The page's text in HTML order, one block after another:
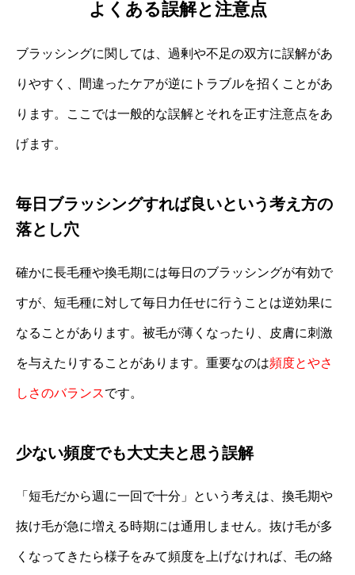
よくある誤解と注意点
ブラッシングに関しては、過剰や不足の双方に誤解があ
りやすく、間違ったケアが逆にトラブルを招くことがあ
ります。ここでは一般的な誤解とそれを正す注意点をあ
げます。
毎日ブラッシングすれば良いという考え方の
落とし穴
確かに長毛種や換毛期には毎日のブラッシングが有効で
すが、短毛種に対して毎日力任せに行うことは逆効果に
なることがあります。被毛が薄くなったり、皮膚に刺激
を与えたりすることがあります。重要なのは頻度とやさ
しさのバランスです。
少ない頻度でも大丈夫と思う誤解
「短毛だから週に一回で十分」という考えは、換毛期や
抜け毛が急に増える時期には通用しません。抜け毛が多
くなってきたら様子をみて頻度を上げなければ、毛の絡